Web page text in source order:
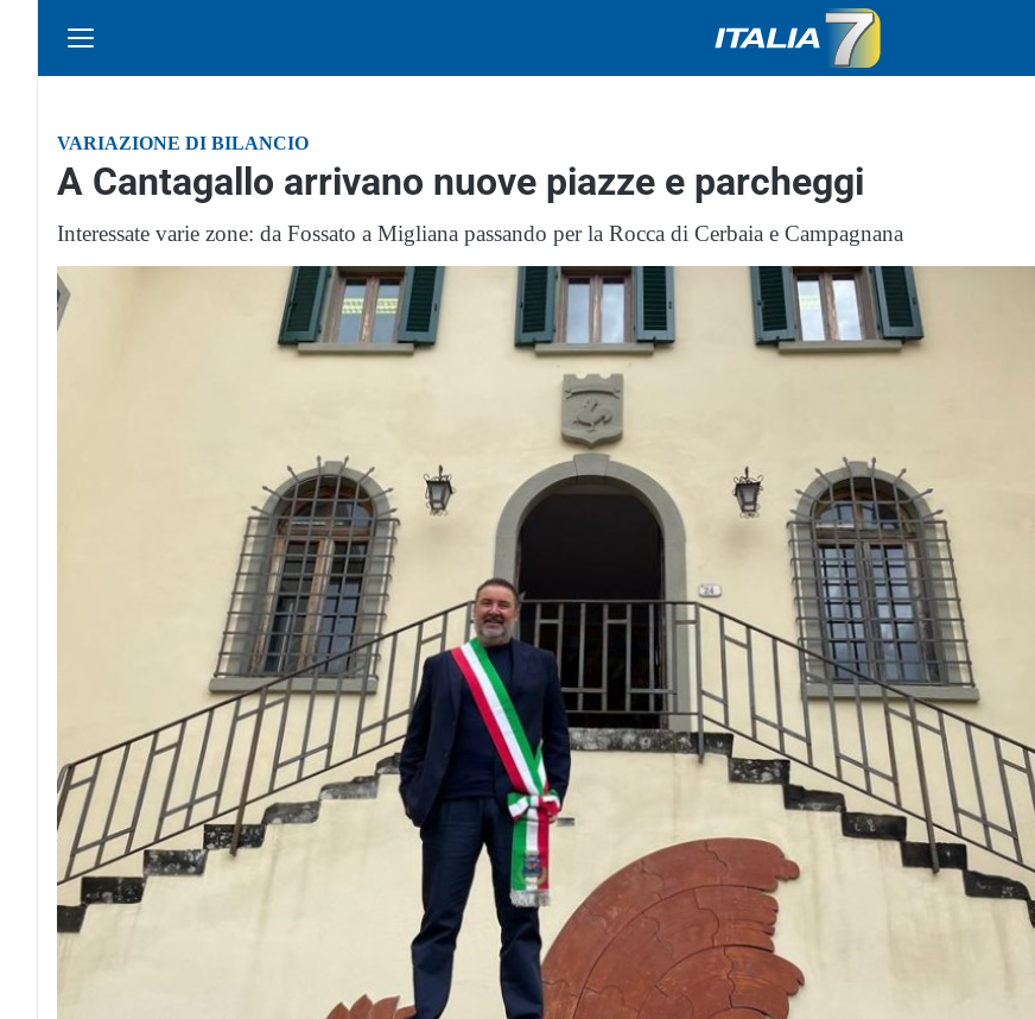
VARIAZIONE DI BILANCIO
A Cantagallo arrivano nuove piazze e parcheggi
Interessate varie zone: da Fossato a Migliana passando per la Rocca di Cerbaia e Campagnana